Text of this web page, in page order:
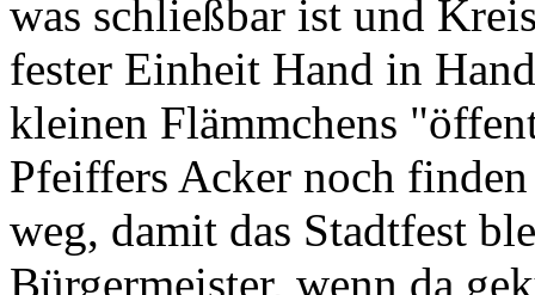
was schließbar ist und
fester Einheit Hand in
kleinen Flämmchens
Pfeiffers Acker noch
weg, damit das Stadtfest
Bürgermeister, wenn da